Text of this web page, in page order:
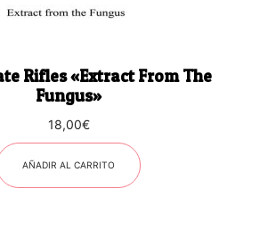
Rifles «Extract From The
Fungus»
18,00€
AÑADIR AL CARRITO